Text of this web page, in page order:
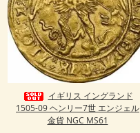
イギリス イングランド
1505-09 ヘンリー7世 エンジェル
金貨 NGC MS61